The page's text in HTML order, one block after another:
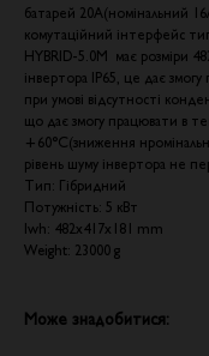
батарей 20А(номінальний
комутаційний інтерфейс
HYBRID-5.0М має розміри
інвертора IP65, це дає
при умові відсутності
що дає змогу працювати в
+60°C(зниження
рівень шуму інвертора не
Тип: Гібридний
Потужність: 5 кВт
lwh: 482x417x181 mm
Weight: 23000 g
Може знадобитися: